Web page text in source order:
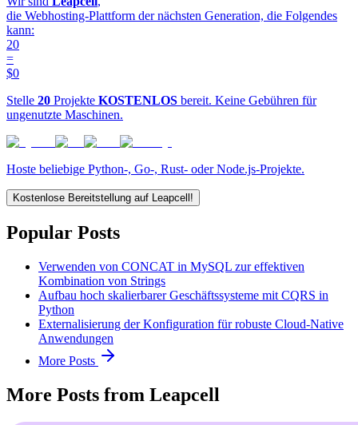
die Webhosting-Plattform der nächsten Generation, die Folgendes
kann:
20
=
$0
Stelle 20 Projekte KOSTENLOS bereit. Keine Gebühren für
ungenutzte Maschinen.
Hoste beliebige Python-, Go-, Rust- oder Node.js-Projekte.
Kostenlose Bereitstellung auf Leapcell!
Popular Posts
Verwenden von CONCAT in MySQL zur effektiven
Kombination von Strings
Aufbau hoch skalierbarer Geschäftssysteme mit CQRS in
Python
Externalisierung der Konfiguration für robuste Cloud-Native
Anwendungen
More Posts
More Posts from Leapcell